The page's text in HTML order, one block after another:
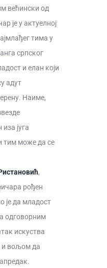
већински од
је у актуелној
тима у
српског
и елан који
адут
Наиме,
југа
тим може да се
,
рођен
је да младост
одговорним
искуства
и вољом да